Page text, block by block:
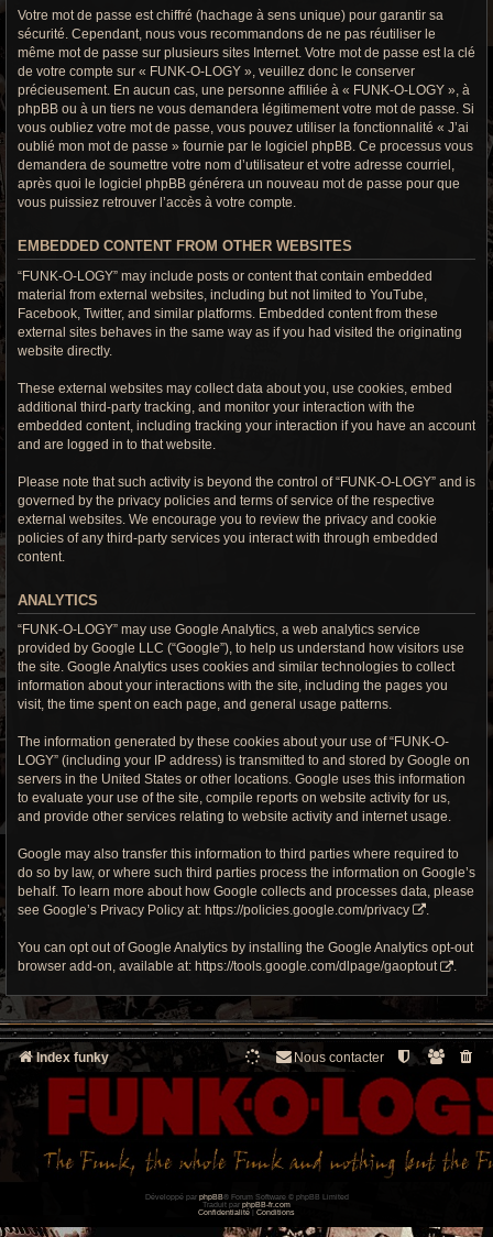
Votre mot de passe est chiffré (hachage à sens unique) pour garantir sa
sécurité. Cependant, nous vous recommandons de ne pas réutiliser le
même mot de passe sur plusieurs sites Internet. Votre mot de passe est la clé
de votre compte sur « FUNK-O-LOGY », veuillez donc le conserver
précieusement. En aucun cas, une personne affiliée à « FUNK-O-LOGY », à
phpBB ou à un tiers ne vous demandera légitimement votre mot de passe. Si
vous oubliez votre mot de passe, vous pouvez utiliser la fonctionnalité « J’ai
oublié mon mot de passe » fournie par le logiciel phpBB. Ce processus vous
demandera de soumettre votre nom d’utilisateur et votre adresse courriel,
après quoi le logiciel phpBB générera un nouveau mot de passe pour que
vous puissiez retrouver l’accès à votre compte.
EMBEDDED CONTENT FROM OTHER WEBSITES
“FUNK-O-LOGY” may include posts or content that contain embedded
material from external websites, including but not limited to YouTube,
Facebook, Twitter, and similar platforms. Embedded content from these
external sites behaves in the same way as if you had visited the originating
website directly.
These external websites may collect data about you, use cookies, embed
additional third-party tracking, and monitor your interaction with the
embedded content, including tracking your interaction if you have an account
and are logged in to that website.
Please note that such activity is beyond the control of “FUNK-O-LOGY” and is
governed by the privacy policies and terms of service of the respective
external websites. We encourage you to review the privacy and cookie
policies of any third-party services you interact with through embedded
content.
ANALYTICS
“FUNK-O-LOGY” may use Google Analytics, a web analytics service
provided by Google LLC (“Google”), to help us understand how visitors use
the site. Google Analytics uses cookies and similar technologies to collect
information about your interactions with the site, including the pages you
visit, the time spent on each page, and general usage patterns.
The information generated by these cookies about your use of “FUNK-O-
LOGY” (including your IP address) is transmitted to and stored by Google on
servers in the United States or other locations. Google uses this information
to evaluate your use of the site, compile reports on website activity for us,
and provide other services relating to website activity and internet usage.
Google may also transfer this information to third parties where required to
do so by law, or where such third parties process the information on Google’s
behalf. To learn more about how Google collects and processes data, please
see Google’s Privacy Policy at: https://policies.google.com/privacy .
You can opt out of Google Analytics by installing the Google Analytics opt-out
browser add-on, available at: https://tools.google.com/dlpage/gaoptout .
Index funky Nous contacter
Développé par phpBB® Forum Software © phpBB Limited
Traduit par phpBB-fr.com
Confidentialité
Conditions